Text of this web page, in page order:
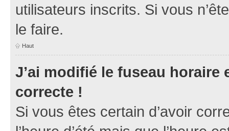
utilisateurs inscrits. Si vous
le faire.
Haut
J’ai modifié le fuseau horaire
correcte !
Si vous êtes certain d’avoir